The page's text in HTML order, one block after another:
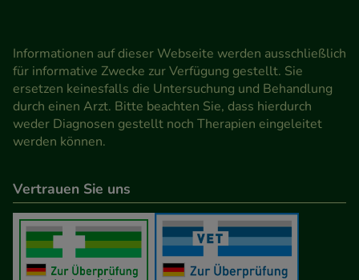
Informationen auf dieser Webseite werden ausschließlich
für informative Zwecke zur Verfügung gestellt. Sie
ersetzen keinesfalls die Untersuchung und Behandlung
durch einen Arzt. Bitte beachten Sie, dass hierdurch
weder Diagnosen gestellt noch Therapien eingeleitet
werden können.
Vertrauen Sie uns